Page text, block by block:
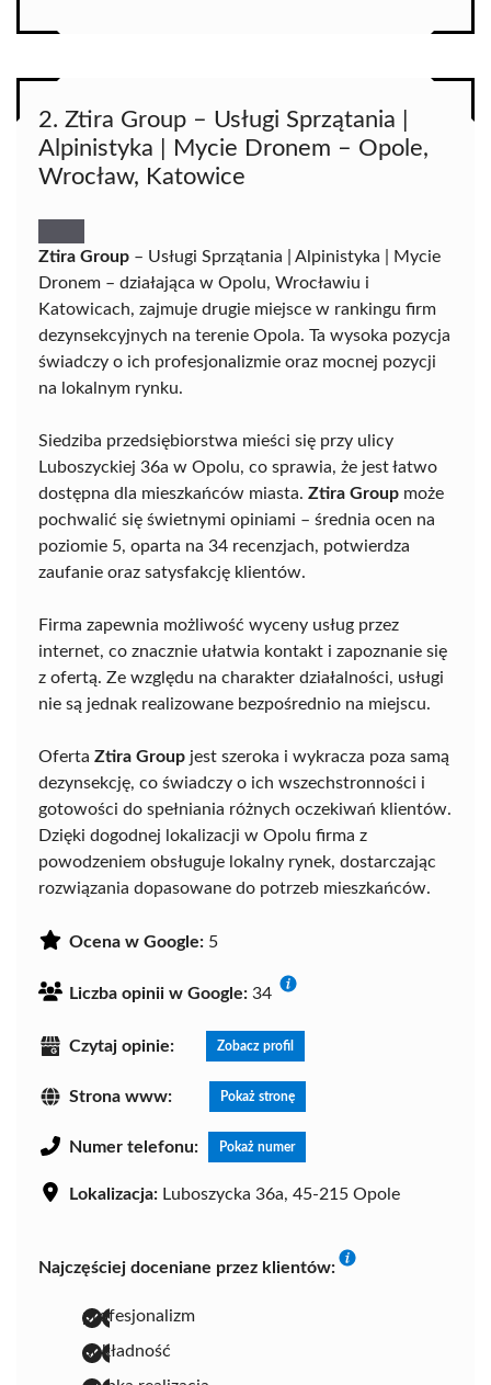
2. Ztira Group – Usługi Sprzątania |
Alpinistyka | Mycie Dronem – Opole,
Wrocław, Katowice
Ztira Group – Usługi Sprzątania | Alpinistyka | Mycie
Dronem – działająca w Opolu, Wrocławiu i
Katowicach, zajmuje drugie miejsce w rankingu firm
dezynsekcyjnych na terenie Opola. Ta wysoka pozycja
świadczy o ich profesjonalizmie oraz mocnej pozycji
na lokalnym rynku.
Siedziba przedsiębiorstwa mieści się przy ulicy
Luboszyckiej 36a w Opolu, co sprawia, że jest łatwo
dostępna dla mieszkańców miasta. Ztira Group może
pochwalić się świetnymi opiniami – średnia ocen na
poziomie 5, oparta na 34 recenzjach, potwierdza
zaufanie oraz satysfakcję klientów.
Firma zapewnia możliwość wyceny usług przez
internet, co znacznie ułatwia kontakt i zapoznanie się
z ofertą. Ze względu na charakter działalności, usługi
nie są jednak realizowane bezpośrednio na miejscu.
Oferta Ztira Group jest szeroka i wykracza poza samą
dezynsekcję, co świadczy o ich wszechstronności i
gotowości do spełniania różnych oczekiwań klientów.
Dzięki dogodnej lokalizacji w Opolu firma z
powodzeniem obsługuje lokalny rynek, dostarczając
rozwiązania dopasowane do potrzeb mieszkańców.
Ocena w Google: 5
Liczba opinii w Google: 34
Czytaj opinie: Zobacz profil
Strona www: Pokaż stronę
Numer telefonu: Pokaż numer
Lokalizacja: Luboszycka 36a, 45-215 Opole
Najczęściej doceniane przez klientów:
profesjonalizm
dokładność